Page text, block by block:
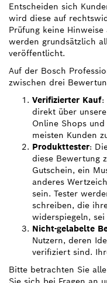
Entscheiden sich
wird diese auf
Prüfung keine
werden grundsätzlich
veröffentlicht.
Auf der Bosch
zwischen drei
Verifizierter Kauf:
direkt über
Online Shops
meisten Kunden
Produkttester:
diese Bewertung
Gutschein, ein
anderes
sein. Tester
schreiben, die
widerspiegeln,
Nicht-gelabelte
Nutzern, deren
verifiziert sind.
Bitte betrachten Sie